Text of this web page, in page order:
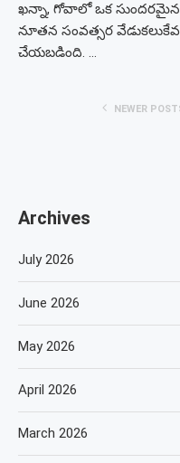
ఖన్నా, గోవాలో ఒక సుందరమైన
నూతన సంవత్సర
చేయబడింది. …
NEWER
Archives
July 2026
June 2026
May 2026
April 2026
March 2026